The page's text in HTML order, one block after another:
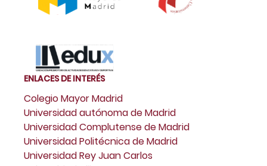
ENLACES DE INTERÉS
Colegio Mayor Madrid
Universidad autónoma de Madrid
Universidad Complutense de Madrid
Universidad Politécnica de Madrid
Universidad Rey Juan Carlos